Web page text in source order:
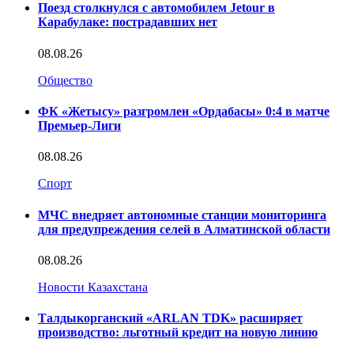
Поезд столкнулся с автомобилем Jetour в
Карабулаке: пострадавших нет
08.08.26
Общество
ФК «Жетысу» разгромлен «Ордабасы» 0:4 в матче
Премьер-Лиги
08.08.26
Спорт
МЧС внедряет автономные станции мониторинга
для предупреждения селей в Алматинской области
08.08.26
Новости Казахстана
Талдыкорганский «ARLAN TDK» расширяет
производство: льготный кредит на новую линию